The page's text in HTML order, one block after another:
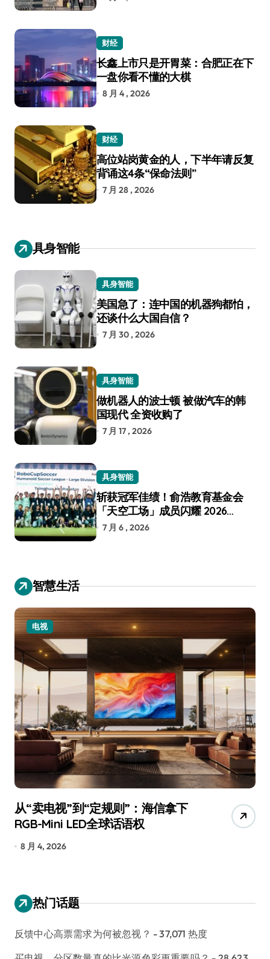
财经
长鑫上市只是开胃菜：合肥正在下
一盘你看不懂的大棋
8 月 4 , 2026
财经
高位站岗黄金的人，下半年请反复
背诵这4条“保命法则”
7 月 28 , 2026
具身智能
具身智能
美国急了：连中国的机器狗都怕，
还谈什么大国自信？
7 月 30 , 2026
具身智能
做机器人的波士顿 被做汽车的韩
国现代 全资收购了
7 月 17 , 2026
具身智能
斩获冠军佳绩！俞浩教育基金会
「天空工场」成员闪耀 2026
RoboCup 机器人世界杯
7 月 6 , 2026
智慧生活
电视
从“卖电视”到“定规则”：海信拿下
RGB-Mini LED全球话语权
8 月 4, 2026
热门话题
反馈中心高票需求为何被忽视？ - 37,071 热度